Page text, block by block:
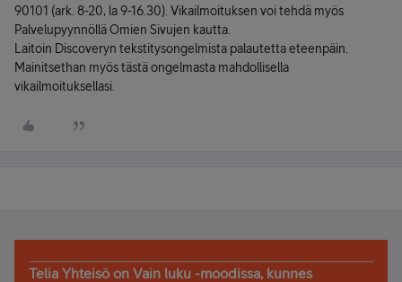
90101 (ark. 8-20, la 9-16.30). Vikailmoituksen voi tehdä myös
Palvelupyynnöllä Omien Sivujen kautta.
Laitoin Discoveryn tekstitysongelmista palautetta eteenpäin.
Mainitsethan myös tästä ongelmasta mahdollisella
vikailmoituksellasi.
Telia Yhteisö on Vain luku -moodissa, kunnes